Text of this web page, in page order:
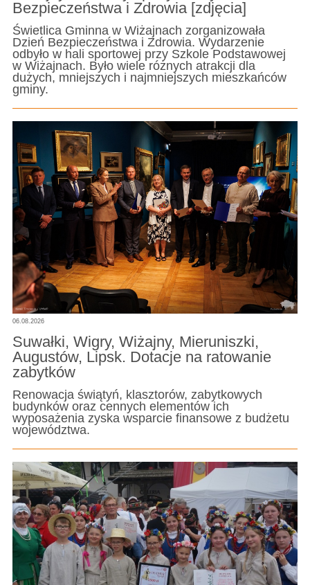
Bezpieczeństwa i Zdrowia [zdjęcia]
Świetlica Gminna w Wiżajnach zorganizowała
Dzień Bezpieczeństwa i Zdrowia. Wydarzenie
odbyło w hali sportowej przy Szkole Podstawowej
w Wiżajnach. Było wiele różnych atrakcji dla
dużych, mniejszych i najmniejszych mieszkańców
gminy.
06.08.2026
Suwałki, Wigry, Wiżajny, Mieruniszki,
Augustów, Lipsk. Dotacje na ratowanie
zabytków
Renowacja świątyń, klasztorów, zabytkowych
budynków oraz cennych elementów ich
wyposażenia zyska wsparcie finansowe z budżetu
województwa.